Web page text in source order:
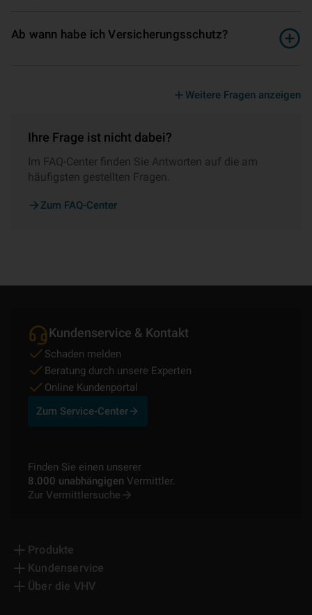
Ab wann habe ich Versicherungsschutz?
Weitere Fragen anzeigen
Ihre Frage ist nicht dabei?
Im FAQ-Center finden Sie Antworten auf die am
häufigsten gestellten Fragen.
Zum FAQ-Center
Kundenservice & Kontakt
Schaden melden
Beratung durch unsere Experten
Online Kundenportal
Zum Service-Center
Finden Sie einen unserer
8.000 unabhängigen Vermittler.
Zur Vermittlersuche
Produkte
Kundenservice
Über die VHV